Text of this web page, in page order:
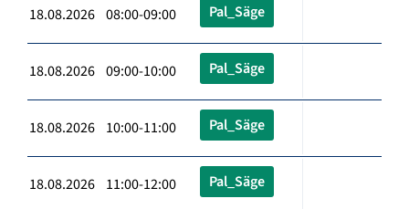
18.08.2026 08:00-09:00 Pal_Säge
18.08.2026 09:00-10:00 Pal_Säge
18.08.2026 10:00-11:00 Pal_Säge
18.08.2026 11:00-12:00 Pal_Säge